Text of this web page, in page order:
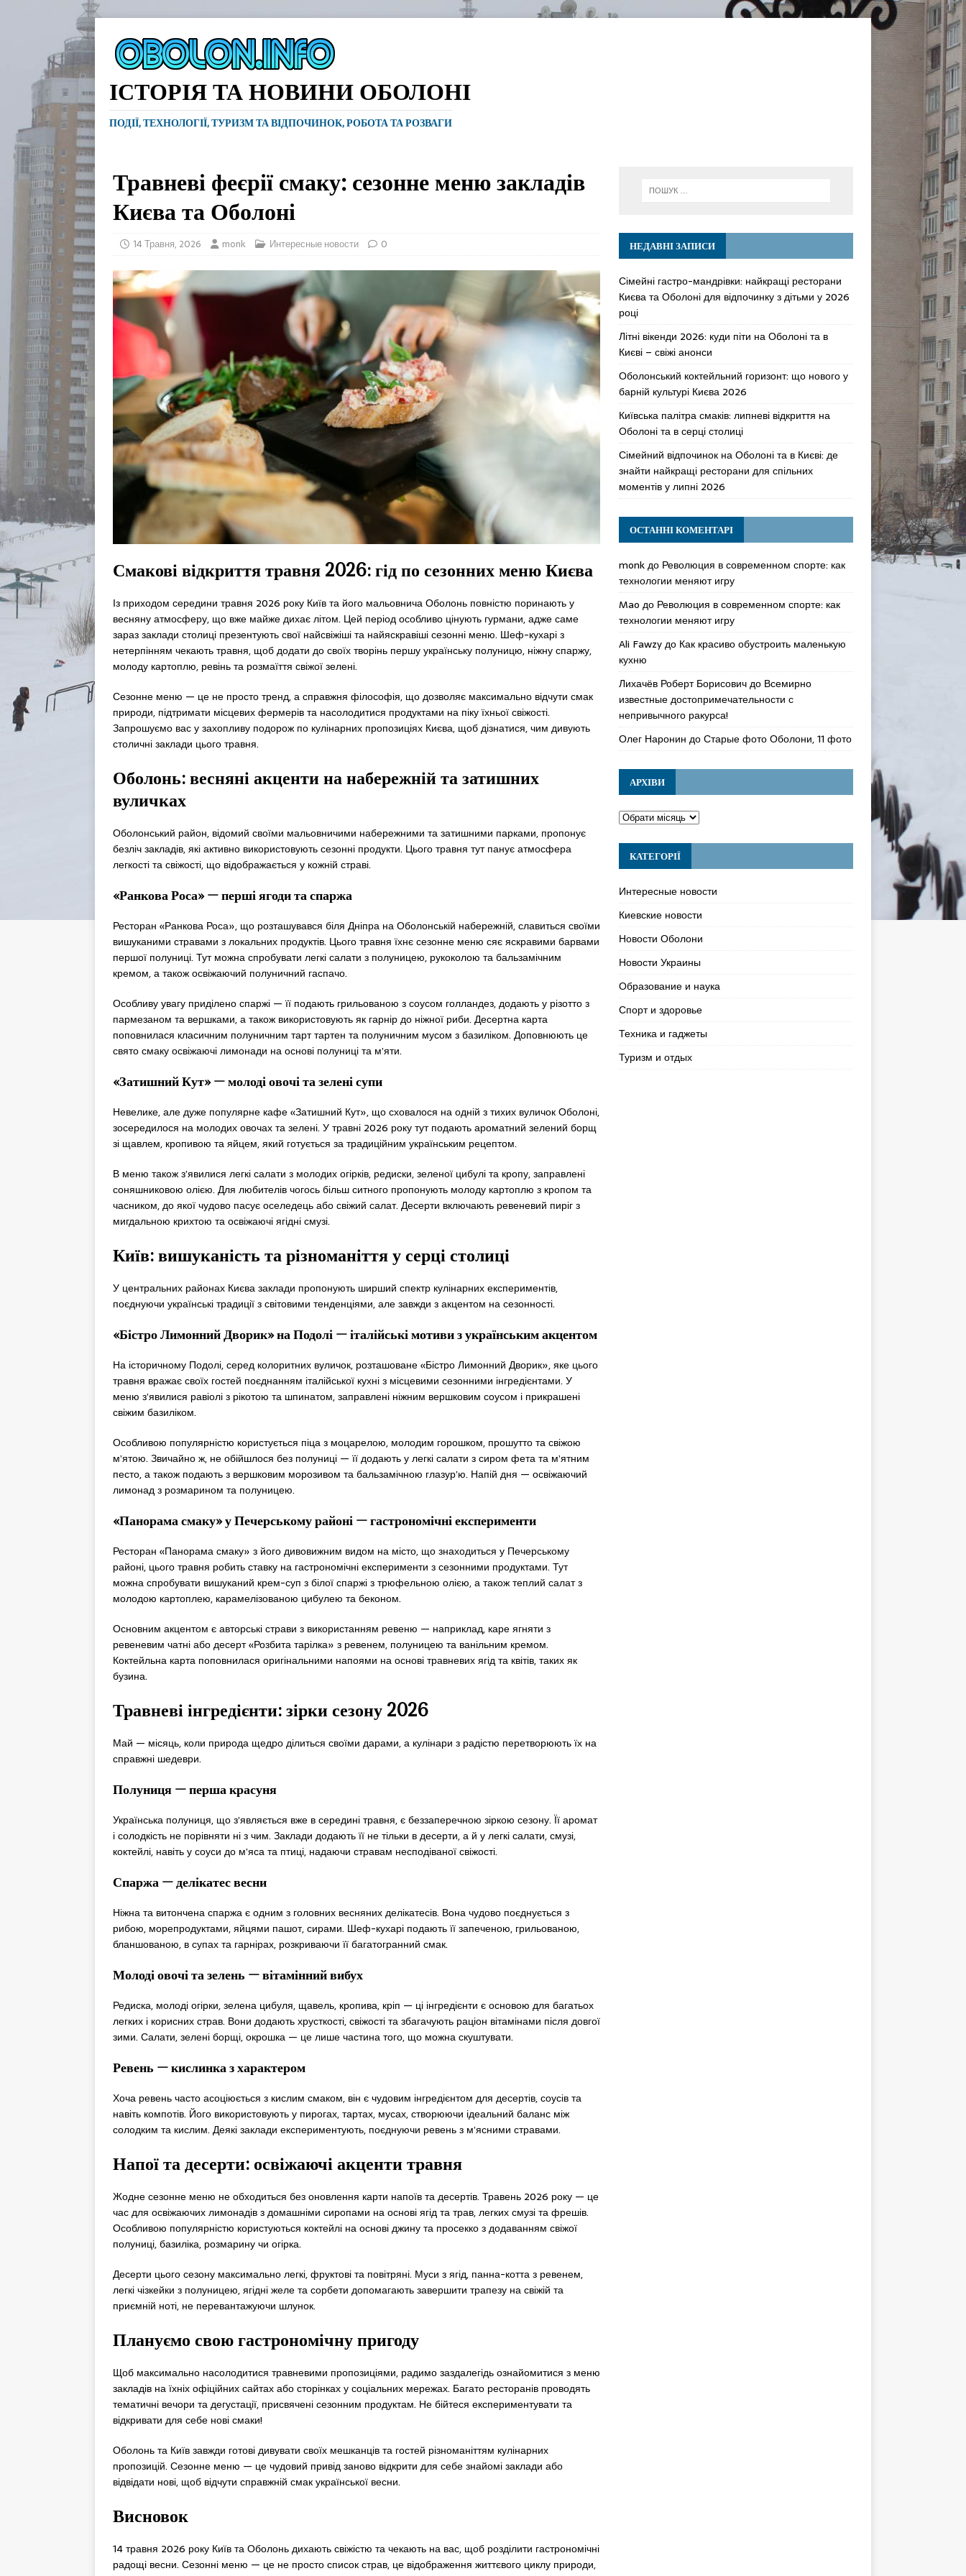
ІСТОРІЯ ТА НОВИНИ ОБОЛОНІ
ПОДІЇ, ТЕХНОЛОГІЇ, ТУРИЗМ ТА ВІДПОЧИНОК, РОБОТА ТА РОЗВАГИ
Травневі феєрії смаку: сезонне меню закладів
Києва та Оболоні
14 Травня, 2026 monk Интересные новости 0
Смакові відкриття травня 2026: гід по сезонних меню Києва
Із приходом середини травня 2026 року Київ та його мальовнича Оболонь повністю поринають у
весняну атмосферу, що вже майже дихає літом. Цей період особливо цінують гурмани, адже саме
зараз заклади столиці презентують свої найсвіжіші та найяскравіші сезонні меню. Шеф-кухарі з
нетерпінням чекають травня, щоб додати до своїх творінь першу українську полуницю, ніжну спаржу,
молоду картоплю, ревінь та розмаїття свіжої зелені.
Сезонне меню — це не просто тренд, а справжня філософія, що дозволяє максимально відчути смак
природи, підтримати місцевих фермерів та насолодитися продуктами на піку їхньої свіжості.
Запрошуємо вас у захопливу подорож по кулінарних пропозиціях Києва, щоб дізнатися, чим дивують
столичні заклади цього травня.
Оболонь: весняні акценти на набережній та затишних
вуличках
Оболонський район, відомий своїми мальовничими набережними та затишними парками, пропонує
безліч закладів, які активно використовують сезонні продукти. Цього травня тут панує атмосфера
легкості та свіжості, що відображається у кожній страві.
«Ранкова Роса» — перші ягоди та спаржа
Ресторан «Ранкова Роса», що розташувався біля Дніпра на Оболонській набережній, славиться своїми
вишуканими стравами з локальних продуктів. Цього травня їхнє сезонне меню сяє яскравими барвами
першої полуниці. Тут можна спробувати легкі салати з полуницею, рукоколою та бальзамічним
кремом, а також освіжаючий полуничний гаспачо.
Особливу увагу приділено спаржі — її подають грильованою з соусом голландез, додають у різотто з
пармезаном та вершками, а також використовують як гарнір до ніжної риби. Десертна карта
поповнилася класичним полуничним тарт тартен та полуничним мусом з базиліком. Доповнюють це
свято смаку освіжаючі лимонади на основі полуниці та м’яти.
«Затишний Кут» — молоді овочі та зелені супи
Невелике, але дуже популярне кафе «Затишний Кут», що сховалося на одній з тихих вуличок Оболоні,
зосередилося на молодих овочах та зелені. У травні 2026 року тут подають ароматний зелений борщ
зі щавлем, кропивою та яйцем, який готується за традиційним українським рецептом.
В меню також з’явилися легкі салати з молодих огірків, редиски, зеленої цибулі та кропу, заправлені
соняшниковою олією. Для любителів чогось більш ситного пропонують молоду картоплю з кропом та
часником, до якої чудово пасує оселедець або свіжий салат. Десерти включають ревеневий пиріг з
мигдальною крихтою та освіжаючі ягідні смузі.
Київ: вишуканість та різноманіття у серці столиці
У центральних районах Києва заклади пропонують ширший спектр кулінарних експериментів,
поєднуючи українські традиції з світовими тенденціями, але завжди з акцентом на сезонності.
«Бістро Лимонний Дворик» на Подолі — італійські мотиви з українським акцентом
На історичному Подолі, серед колоритних вуличок, розташоване «Бістро Лимонний Дворик», яке цього
травня вражає своїх гостей поєднанням італійської кухні з місцевими сезонними інгредієнтами. У
меню з’явилися равіолі з рікотою та шпинатом, заправлені ніжним вершковим соусом і прикрашені
свіжим базиліком.
Особливою популярністю користується піца з моцарелою, молодим горошком, прошутто та свіжою
м’ятою. Звичайно ж, не обійшлося без полуниці — її додають у легкі салати з сиром фета та м’ятним
песто, а також подають з вершковим морозивом та бальзамічною глазур’ю. Напій дня — освіжаючий
лимонад з розмарином та полуницею.
«Панорама смаку» у Печерському районі — гастрономічні експерименти
Ресторан «Панорама смаку» з його дивовижним видом на місто, що знаходиться у Печерському
районі, цього травня робить ставку на гастрономічні експерименти з сезонними продуктами. Тут
можна спробувати вишуканий крем-суп з білої спаржі з трюфельною олією, а також теплий салат з
молодою картоплею, карамелізованою цибулею та беконом.
Основним акцентом є авторські страви з використанням ревеню — наприклад, каре ягняти з
ревеневим чатні або десерт «Розбита тарілка» з ревенем, полуницею та ванільним кремом.
Коктейльна карта поповнилася оригінальними напоями на основі травневих ягід та квітів, таких як
бузина.
Травневі інгредієнти: зірки сезону 2026
Май — місяць, коли природа щедро ділиться своїми дарами, а кулінари з радістю перетворюють їх на
справжні шедеври.
Полуниця — перша красуня
Українська полуниця, що з’являється вже в середині травня, є беззаперечною зіркою сезону. Її аромат
і солодкість не порівняти ні з чим. Заклади додають її не тільки в десерти, а й у легкі салати, смузі,
коктейлі, навіть у соуси до м’яса та птиці, надаючи стравам несподіваної свіжості.
Спаржа — делікатес весни
Ніжна та витончена спаржа є одним з головних весняних делікатесів. Вона чудово поєднується з
рибою, морепродуктами, яйцями пашот, сирами. Шеф-кухарі подають її запеченою, грильованою,
бланшованою, в супах та гарнірах, розкриваючи її багатогранний смак.
Молоді овочі та зелень — вітамінний вибух
Редиска, молоді огірки, зелена цибуля, щавель, кропива, кріп — ці інгредієнти є основою для багатьох
легких і корисних страв. Вони додають хрусткості, свіжості та збагачують раціон вітамінами після довгої
зими. Салати, зелені борщі, окрошка — це лише частина того, що можна скуштувати.
Ревень — кислинка з характером
Хоча ревень часто асоціюється з кислим смаком, він є чудовим інгредієнтом для десертів, соусів та
навіть компотів. Його використовують у пирогах, тартах, мусах, створюючи ідеальний баланс між
солодким та кислим. Деякі заклади експериментують, поєднуючи ревень з м’ясними стравами.
Напої та десерти: освіжаючі акценти травня
Жодне сезонне меню не обходиться без оновлення карти напоїв та десертів. Травень 2026 року — це
час для освіжаючих лимонадів з домашніми сиропами на основі ягід та трав, легких смузі та фрешів.
Особливою популярністю користуються коктейлі на основі джину та просекко з додаванням свіжої
полуниці, базиліка, розмарину чи огірка.
Десерти цього сезону максимально легкі, фруктові та повітряні. Муси з ягід, панна-котта з ревенем,
легкі чізкейки з полуницею, ягідні желе та сорбети допомагають завершити трапезу на свіжій та
приємній ноті, не перевантажуючи шлунок.
Плануємо свою гастрономічну пригоду
Щоб максимально насолодитися травневими пропозиціями, радимо заздалегідь ознайомитися з меню
закладів на їхніх офіційних сайтах або сторінках у соціальних мережах. Багато ресторанів проводять
тематичні вечори та дегустації, присвячені сезонним продуктам. Не бійтеся експериментувати та
відкривати для себе нові смаки!
Оболонь та Київ завжди готові дивувати своїх мешканців та гостей різноманіттям кулінарних
пропозицій. Сезонне меню — це чудовий привід заново відкрити для себе знайомі заклади або
відвідати нові, щоб відчути справжній смак української весни.
Висновок
14 травня 2026 року Київ та Оболонь дихають свіжістю та чекають на вас, щоб розділити гастрономічні
радощі весни. Сезонні меню — це не просто список страв, це відображення життєвого циклу природи,
НЕДАВНІ ЗАПИСИ
Сімейні гастро-мандрівки: найкращі ресторани
Києва та Оболоні для відпочинку з дітьми у 2026
році
Літні вікенди 2026: куди піти на Оболоні та в
Києві – свіжі анонси
Оболонський коктейльний горизонт: що нового у
барній культурі Києва 2026
Київська палітра смаків: липневі відкриття на
Оболоні та в серці столиці
Сімейний відпочинок на Оболоні та в Києві: де
знайти найкращі ресторани для спільних
моментів у липні 2026
ОСТАННІ КОМЕНТАРІ
monkдо Революция в современном спорте: как
технологии меняют игру
Mao до Революция в современном спорте: как
технологии меняют игру
Ali Fawzyдо Как красиво обустроить маленькую
кухню
Лихачёв Роберт Борисовичдо Всемирно
известные достопримечательности с
непривычного ракурса!
Олег Наронин доСтарые фото Оболони, 11 фото
АРХІВИ
КАТЕГОРІЇ
Интересные новости
Киевские новости
Новости Оболони
Новости Украины
Образование и наука
Спорт и здоровье
Техника и гаджеты
Туризм и отдых